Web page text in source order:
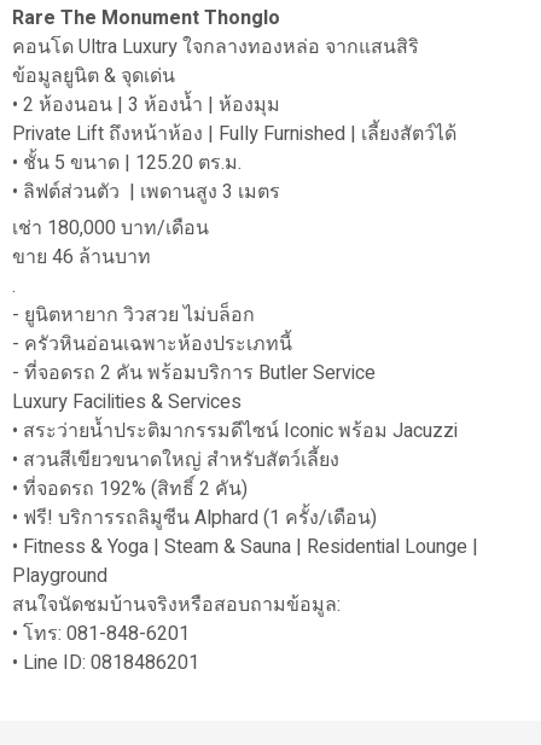
Rare The Monument Thonglo
คอนโด Ultra Luxury ใจกลางทองหล่อ จากแสนสิริ
ข้อมูลยูนิต & จุดเด่น
• 2 ห้องนอน | 3 ห้องน้ำ | ห้องมุม
Private Lift ถึงหน้าห้อง | Fully Furnished | เลี้ยงสัตว์ได้
• ชั้น 5 ขนาด | 125.20 ตร.ม.
• ลิฟต์ส่วนตัว | เพดานสูง 3 เมตร
เช่า 180,000 บาท/เดือน
ขาย 46 ล้านบาท
.
- ยูนิตหายาก วิวสวย ไม่บล็อก
- ครัวหินอ่อนเฉพาะห้องประเภทนี้
- ที่จอดรถ 2 คัน พร้อมบริการ Butler Service
Luxury Facilities & Services
• สระว่ายน้ำประติมากรรมดีไซน์ Iconic พร้อม Jacuzzi
• สวนสีเขียวขนาดใหญ่ สำหรับสัตว์เลี้ยง
• ที่จอดรถ 192% (สิทธิ์ 2 คัน)
• ฟรี! บริการรถลิมูซีน Alphard (1 ครั้ง/เดือน)
• Fitness & Yoga | Steam & Sauna | Residential Lounge |
Playground
สนใจนัดชมบ้านจริงหรือสอบถามข้อมูล:
• โทร: 081-848-6201
• Line ID: 0818486201